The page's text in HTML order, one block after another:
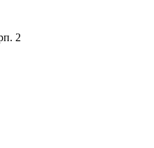
2